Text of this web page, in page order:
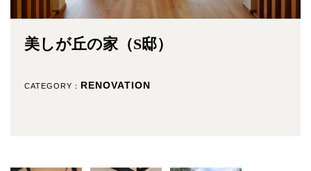
美しが丘の家（S邸）
CATEGORY： RENOVATION